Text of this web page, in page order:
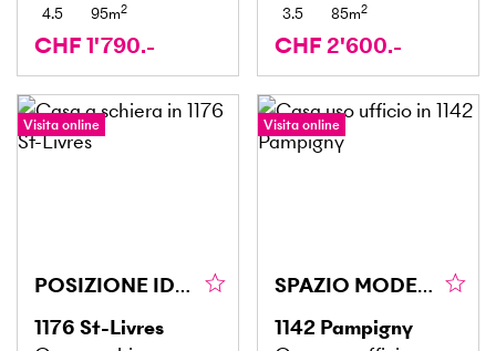
4.5 95m2
CHF 1'790.-
3.5 85m2
CHF 2'600.-
Visita online
POSIZIONE IDEALE, VISTA PANORAMICA!
1176 St-Livres
Visita online
SPAZIO MODERNO LUMINOSO + SOPPALCO !
1142 Pampigny